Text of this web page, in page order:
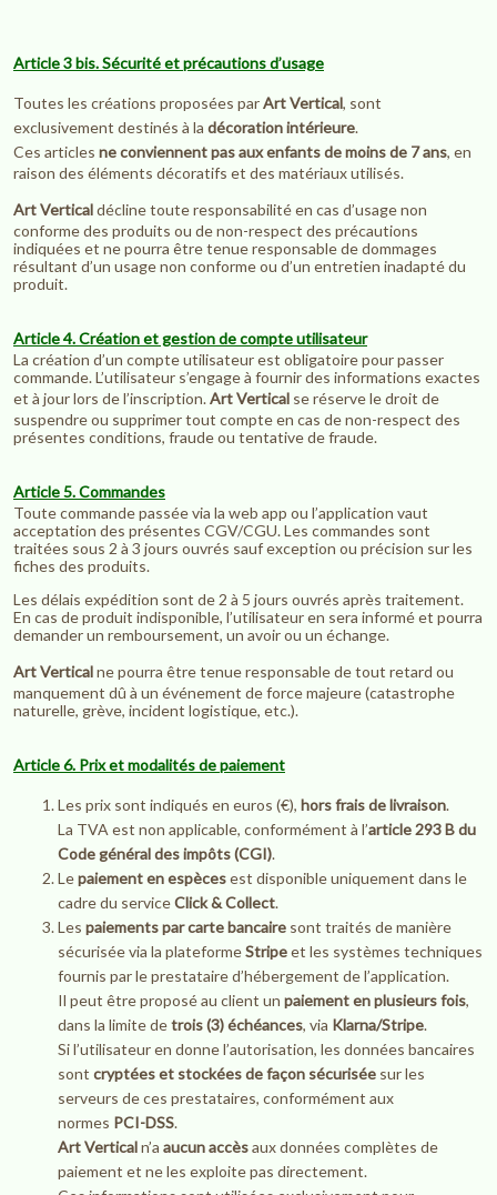
Article 3 bis. Sécurité et précautions d’usage
Toutes les créations proposées parArt Vertical, sont
exclusivement destinés à la décoration intérieure.
Ces articles ne conviennent pas aux enfants de moins de 7 ans, en
raison des éléments décoratifs et des matériaux utilisés.
Art Verticaldécline toute responsabilité en cas d’usage non
conforme des produits ou de non-respect des précautions
indiquées et ne pourra être tenue responsable de dommages
résultant d’un usage non conforme ou d’un entretien inadapté du
produit.
Article 4. Création et gestion de compte utilisateur
La création d’un compte utilisateur est obligatoire pour passer
commande. L’utilisateur s’engage à fournir des informations exactes
et à jour lors de l’inscription.Art Vertical se réserve le droit de
suspendre ou supprimer tout compte en cas de non-respect des
présentes conditions, fraude ou tentative de fraude.
Article 5. Commandes
Toute commande passée via la web app ou l’application vaut
acceptation des présentes CGV/CGU. Les commandes sont
traitées sous 2 à 3 jours ouvrés sauf exception ou précision sur les
fiches des produits.
Les délais expédition sont de 2 à 5 jours ouvrés après traitement.
En cas de produit indisponible, l’utilisateur en sera informé et pourra
demander un remboursement, un avoir ou un échange.
Art Verticalne pourra être tenue responsable de tout retard ou
manquement dû à un événement de force majeure (catastrophe
naturelle, grève, incident logistique, etc.).
Article 6. Prix et modalités de paiement
Les prix sont indiqués en euros (€), hors frais de livraison.
La TVA est non applicable, conformément à l’article 293 B du
Code général des impôts (CGI).
Lepaiement en espècesest disponible uniquement dans le
cadre du serviceClick & Collect.
Les paiements par carte bancaire sont traités de manière
sécurisée via la plateformeStripeet les systèmes techniques
fournis par le prestataire d’hébergement de l’application.
Il peut être proposé au client un paiement en plusieurs fois,
dans la limite detrois (3) échéances, via Klarna/Stripe.
Si l’utilisateur en donne l’autorisation, les données bancaires
sont cryptées et stockées de façon sécurisée sur les
serveurs de ces prestataires, conformément aux
normes PCI-DSS.
Art Verticaln’a aucun accèsaux données complètes de
paiement et ne les exploite pas directement.